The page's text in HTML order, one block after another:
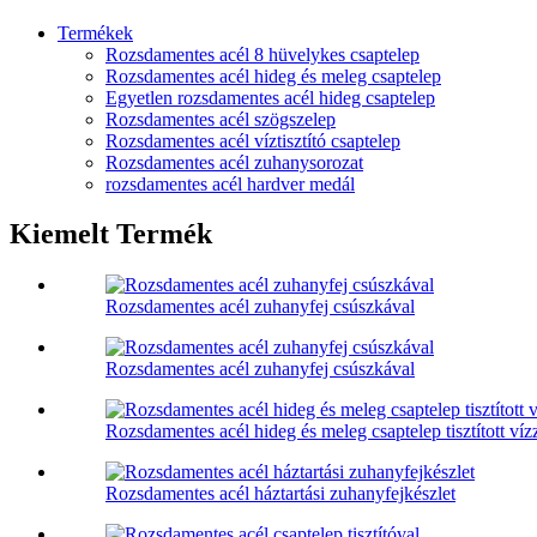
Termékek
Rozsdamentes acél 8 hüvelykes csaptelep
Rozsdamentes acél hideg és meleg csaptelep
Egyetlen rozsdamentes acél hideg csaptelep
Rozsdamentes acél szögszelep
Rozsdamentes acél víztisztító csaptelep
Rozsdamentes acél zuhanysorozat
rozsdamentes acél hardver medál
Kiemelt Termék
Rozsdamentes acél zuhanyfej csúszkával
Rozsdamentes acél zuhanyfej csúszkával
Rozsdamentes acél hideg és meleg csaptelep tisztított
Rozsdamentes acél háztartási zuhanyfejkészlet